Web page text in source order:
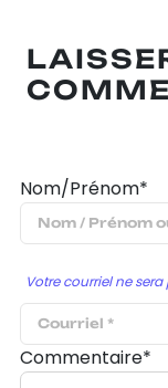
Nom/Prénom*
Votre courriel ne
Commentaire*